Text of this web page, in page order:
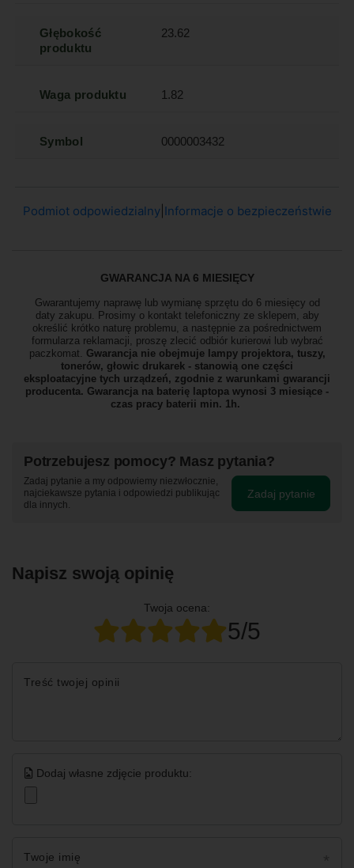
Głębokość
produktu
23.62
Waga produktu 1.82
Symbol 0000003432
Podmiot odpowiedzialny| Informacje o bezpieczeństwie
GWARANCJA NA 6 MIESIĘCY
Gwarantujemy naprawę lub wymianę sprzętu do 6 miesięcy od
daty zakupu. Prosimy o kontakt telefoniczny ze sklepem, aby
określić krótko naturę problemu, a następnie za pośrednictwem
formularza reklamacji, proszę zlecić odbiór kurierowi lub wybrać
paczkomat. Gwarancja nie obejmuje lampy projektora, tuszy,
tonerów, głowic drukarek - stanowią one części
eksploatacyjne tych urządzeń, zgodnie z warunkami gwarancji
producenta. Gwarancja na baterię laptopa wynosi 3 miesiące -
czas pracy baterii min. 1h.
Potrzebujesz pomocy? Masz pytania?
Zadaj pytanie a my odpowiemy niezwłocznie,
najciekawsze pytania i odpowiedzi publikując
dla innych.
Zadaj pytanie
Napisz swoją opinię
Twoja ocena:
5/5
Treść twojej opinii
Dodaj własne zdjęcie produktu:
Twoje imię